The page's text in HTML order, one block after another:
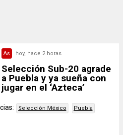
As hoy, hace 2 horas
Selección Sub-20 agrade
a Puebla y ya sueña con
jugar en el ‘Azteca’
Selección México
Puebla